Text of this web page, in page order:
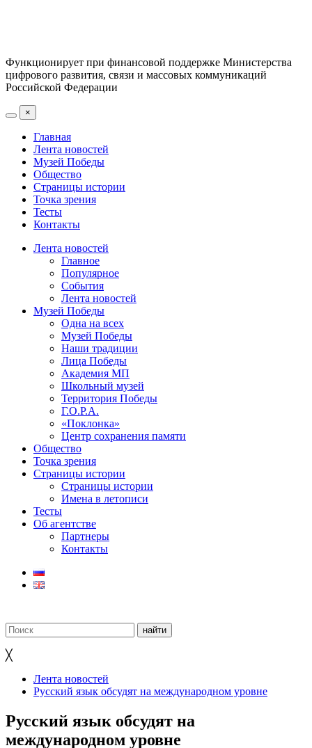
Функционирует при финансовой поддержке Министерства
цифрового развития, связи и массовых коммуникаций
Российской Федерации
×
Главная
Лента новостей
Музей Победы
Общество
Страницы истории
Точка зрения
Тесты
Контакты
Лента новостей
Главное
Популярное
События
Лента новостей
Музей Победы
Одна на всех
Музей Победы
Наши традиции
Лица Победы
Академия МП
Школьный музей
Территория Победы
Г.О.Р.А.
«Поклонка»
Центр сохранения памяти
Общество
Точка зрения
Страницы истории
Страницы истории
Имена в летописи
Тесты
Об агентстве
Партнеры
Контакты
╳
Лента новостей
Русский язык обсудят на международном уровне
Русский язык обсудят на
международном уровне